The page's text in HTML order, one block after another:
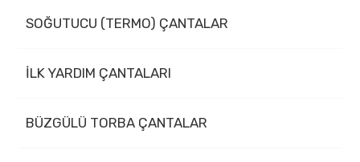
SOĞUTUCU (TERMO) ÇANTALAR
İLK YARDIM ÇANTALARI
BÜZGÜLÜ TORBA ÇANTALAR